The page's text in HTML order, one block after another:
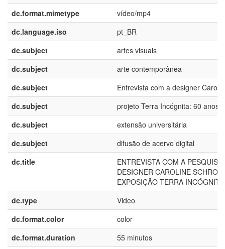
dc.format.mimetype
vídeo/mp4
dc.language.iso
pt_BR
dc.subject
artes visuais
dc.subject
arte contemporânea
dc.subject
Entrevista com a designer
dc.subject
projeto Terra Incógnita: 60 anos
dc.subject
extensão universitária
dc.subject
difusão de acervo digital
dc.title
ENTREVISTA COM A
DESIGNER CAROLINE
EXPOSIÇÃO TERRA
dc.type
Video
dc.format.color
color
dc.format.duration
55 minutos